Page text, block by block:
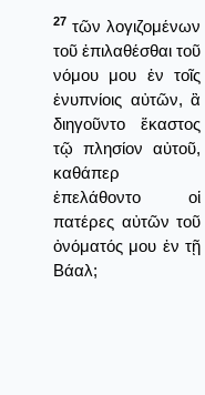
27 τῶν λογιζομένων
τοῦ ἐπιλαθέσθαι τοῦ
νόμου μου ἐν τοῖς
ἐνυπνίοις αὐτῶν, ἃ
διηγοῦντο ἕκαστος
τῷ πλησίον αὐτοῦ,
καθάπερ
ἐπελάθοντο οἱ
πατέρες αὐτῶν τοῦ
ὀνόματός μου ἐν τῇ
Βάαλ;